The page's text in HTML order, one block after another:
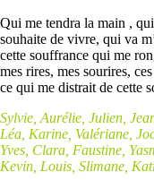
Qui me tendra la main ,
souhaite de vivre, qui va
cette souffrance qui me
mes rires, mes sourires,
ce qui me distrait de cette
Sylvie, Aurélie, Julien,
Léa, Karine, Valériane,
Yves, Clara, Faustine,
Kevin, Louis, Slimane,